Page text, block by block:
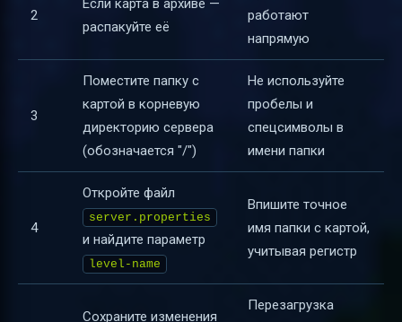
2
Если карта в архиве —
распакуйте её
работают
напрямую
3
Поместите папку с
картой в корневую
директорию сервера
(обозначается "/")
Не используйте
пробелы и
спецсимволы в
имени папки
4
Откройте файл
server.properties
и найдите параметр
level-name
Впишите точное
имя папки с картой,
учитывая регистр
Сохраните изменения
Перезагрузка